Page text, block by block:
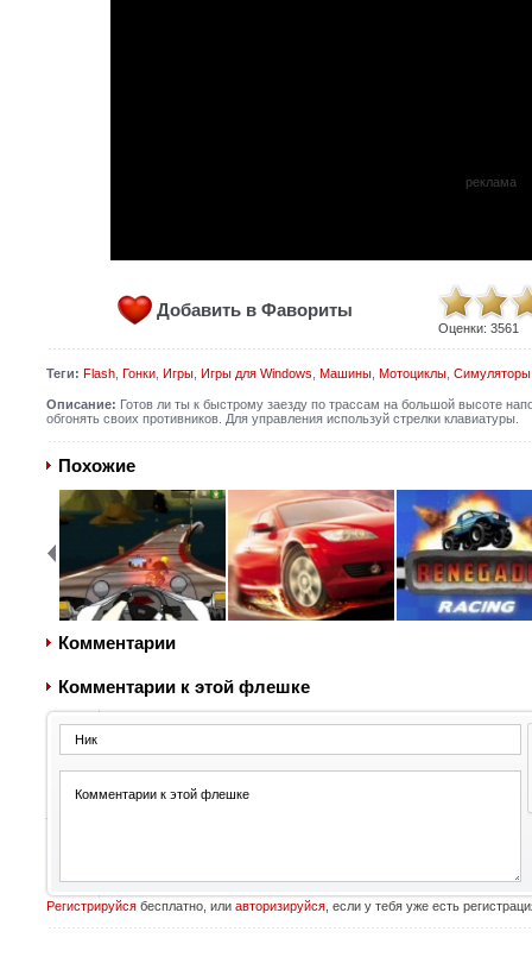
реклама
Добавить в Фавориты
Оценки: 3561
Теги: Flash, Гонки, Игры, Игры для Windows Машины, Мотоциклы, Симуляторы
Описание: Готов ли ты к быстрому заезду по трассам на большой высоте
обгонять своих противников. Для управления используй стрелки клавиатуры.
Похожие
Комментарии
Комментарии к этой флешке
Регистрируйсябесплатно, или авторизируйся, если у тебя уже есть